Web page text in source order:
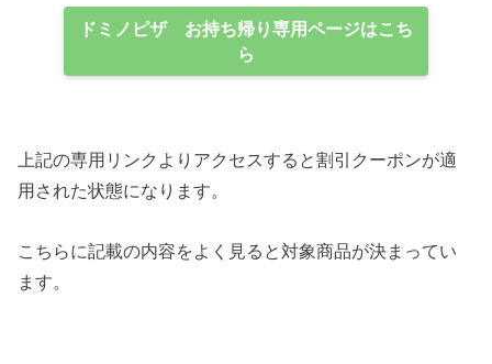
ドミノピザ お持ち帰り専用ページはこち
ら
上記の専用リンクよりアクセスすると割引クーポンが適
用された状態になります。
こちらに記載の内容をよく見ると対象商品が決まってい
ます。